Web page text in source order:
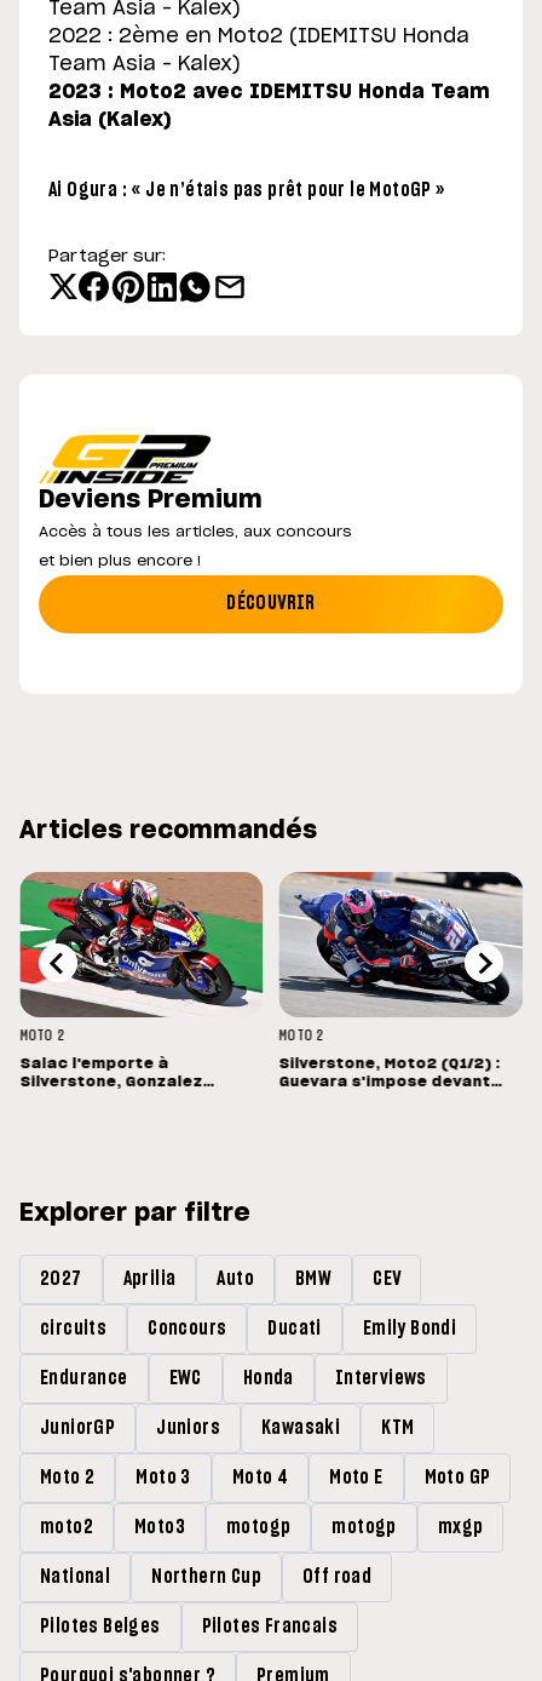
Team Asia – Kalex)
2022 : 2ème en Moto2 (IDEMITSU Honda
Team Asia – Kalex)
2023 : Moto2 avec IDEMITSU Honda Team
Asia (Kalex)
Ai Ogura : « Je n’étais pas prêt pour le MotoGP »
Partager sur:
Deviens Premium
Accès à tous les articles, aux concours
et bien plus encore !
DÉCOUVRIR
Articles recommandés
MOTO 2
Salac l'emporte à
Silverstone, Gonzalez
MOTO 2
Silverstone, Moto2 (Q1/2) :
Guevara s'impose devant
Explorer par filtre
2027 Aprilia Auto BMW CEV
circuits Concours Ducati Emily Bondi
Endurance EWC Honda Interviews
JuniorGP Juniors Kawasaki KTM
Moto 2 Moto 3 Moto 4 Moto E Moto GP
moto2 Moto3 motogp motogp mxgp
National Northern Cup Off road
Pilotes Belges Pilotes Francais
Pourquoi s'abonner ? Premium